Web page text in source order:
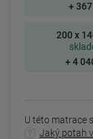
+
200 x
+ 4
U této matrace
Jaký potah